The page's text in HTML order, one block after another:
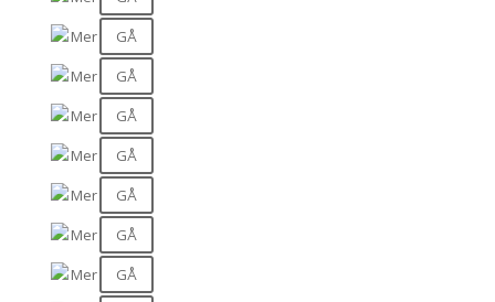
Mer GÅ
Mer GÅ
Mer GÅ
Mer GÅ
Mer GÅ
Mer GÅ
Mer GÅ